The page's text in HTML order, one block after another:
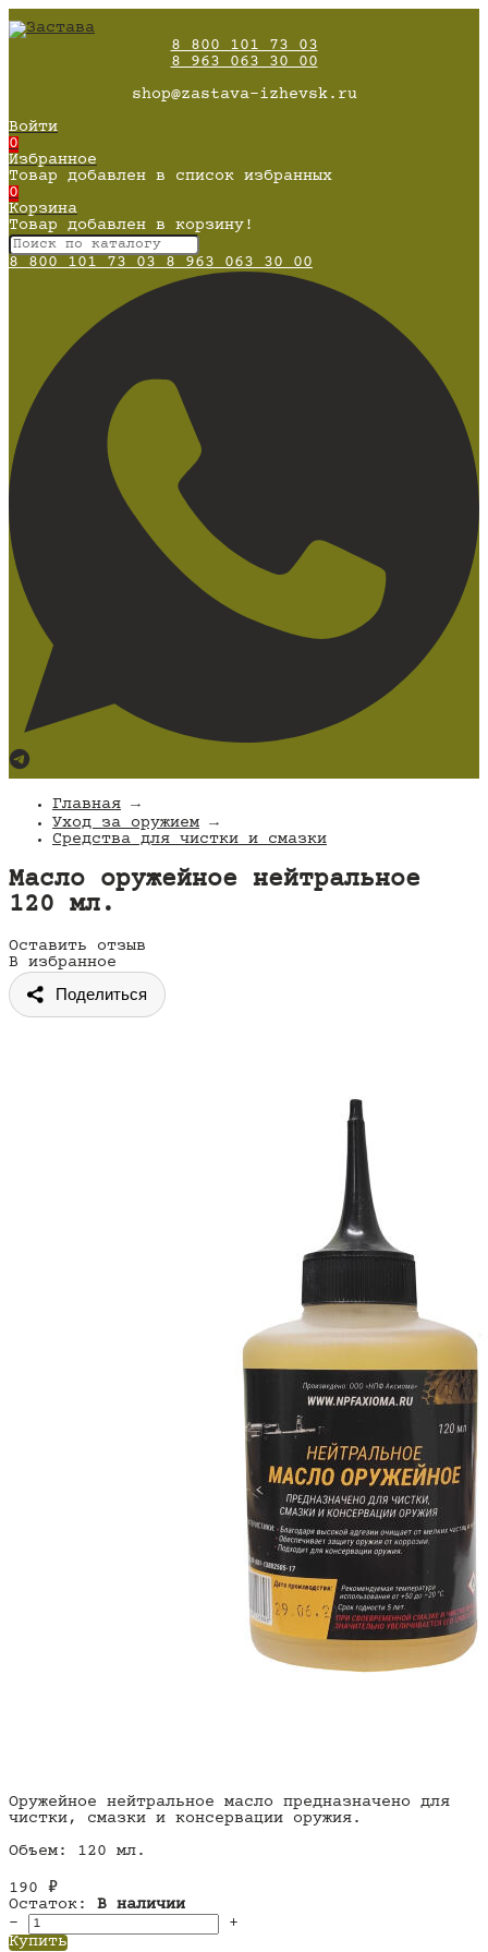
8 800 101 73 03
8 963 063 30 00
shop@zastava-izhevsk.ru
Войти
0
Избранное
Товар добавлен в список избранных
0
Корзина
Товар добавлен в корзину!
8 800 101 73 03 8 963 063 30 00
Главная →
Уход за оружием →
Средства для чистки и смазки
Масло оружейное нейтральное
120 мл.
Оставить отзыв
В избранное
Поделиться
Оружейное нейтральное масло предназначено для
чистки, смазки и консервации оружия.
Объем: 120 мл.
190 ₽
Остаток:
В наличии
–
+
Купить